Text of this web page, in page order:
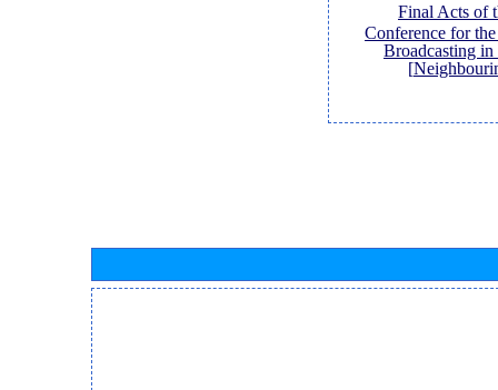
[Final Acts of
Conference for
Broadcasting